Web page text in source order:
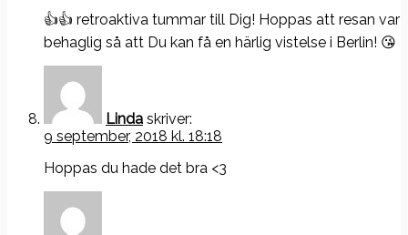
👍👍 retroaktiva tummar till Dig! Hoppas att resan var
behaglig så att Du kan få en härlig vistelse i Berlin! 😘
Linda skriver:
9 september, 2018 kl. 18:18
Hoppas du hade det bra <3